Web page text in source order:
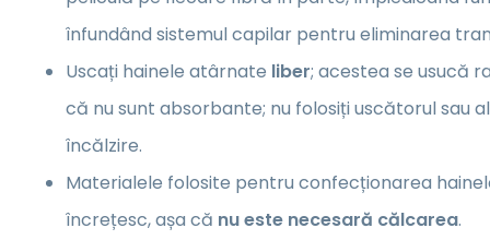
înfundând sistemul capilar pentru eliminarea
Uscați hainele atârnate liber; acestea se usucă
că nu sunt absorbante; nu folosiți uscătorul sau
încălzire.
Materialele folosite pentru confecționarea
încrețesc, așa că nu este necesară călcarea.